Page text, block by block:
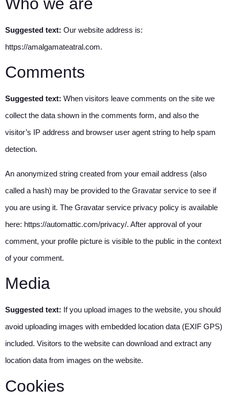
Suggested text: Our website address is:
https://amalgamateatral.com.
Comments
Suggested text: When visitors leave comments on the site we
collect the data shown in the comments form, and also the
visitor’s IP address and browser user agent string to help spam
detection.
An anonymized string created from your email address (also
called a hash) may be provided to the Gravatar service to see if
you are using it. The Gravatar service privacy policy is available
here: https://automattic.com/privacy/. After approval of your
comment, your profile picture is visible to the public in the context
of your comment.
Media
Suggested text: If you upload images to the website, you should
avoid uploading images with embedded location data (EXIF GPS)
included. Visitors to the website can download and extract any
location data from images on the website.
Cookies